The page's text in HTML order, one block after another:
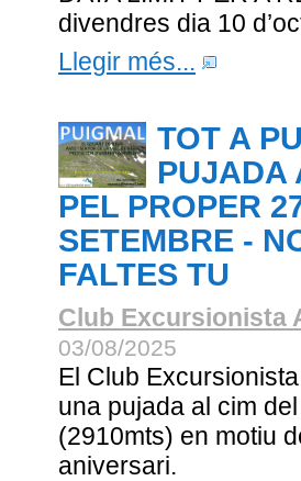
divendres dia 10
Llegir més...
TOT A
PUJADA
PEL PROPER
SETEMBRE -
FALTES TU
Club Excursionista
03/08/2025
El Club
una pujada al cim
(2910mts) en motiu
aniversari.